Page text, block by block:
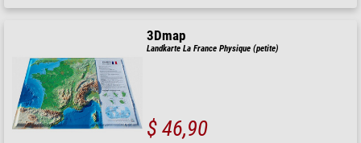
3Dmap
Landkarte La France Physique (petite)
$ 46,90